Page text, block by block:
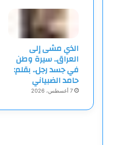
الذي مشى إلى
العراق.. سيرة وطن
في جسد رجل.. بقلم:
حامد الضبياني
7 أغسطس، 2026